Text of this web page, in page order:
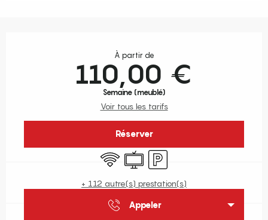
À partir de
110,00 €
Semaine (meublé)
Voir tous les tarifs
Réserver
WiFi Télévision
Parking
+ 112 autre(s) prestation(s)
Appeler